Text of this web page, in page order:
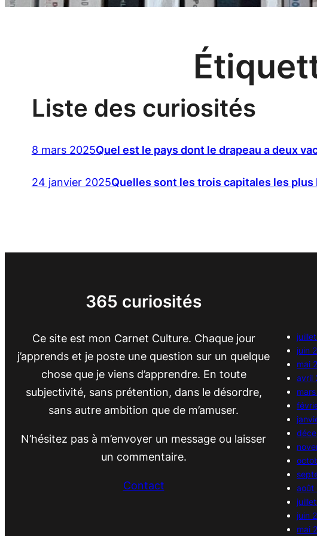
Liste des curiosités
8 mars 2025Quel est le pays dont le drapeau a deux
24 janvier 2025Quelles sont les trois capitales les plus
365 curiosités
Ce site est mon Carnet Culture. Chaque jour
j’apprends et je poste une question sur un quelque
chose que je viens d’apprendre. En toute
subjectivité, sans prétention, dans le désordre,
sans autre ambition que de m’amuser.
N’hésitez pas à m’envoyer un message ou laisser
un commentaire.
Contact
juin
mai
avril
août
juin
mai